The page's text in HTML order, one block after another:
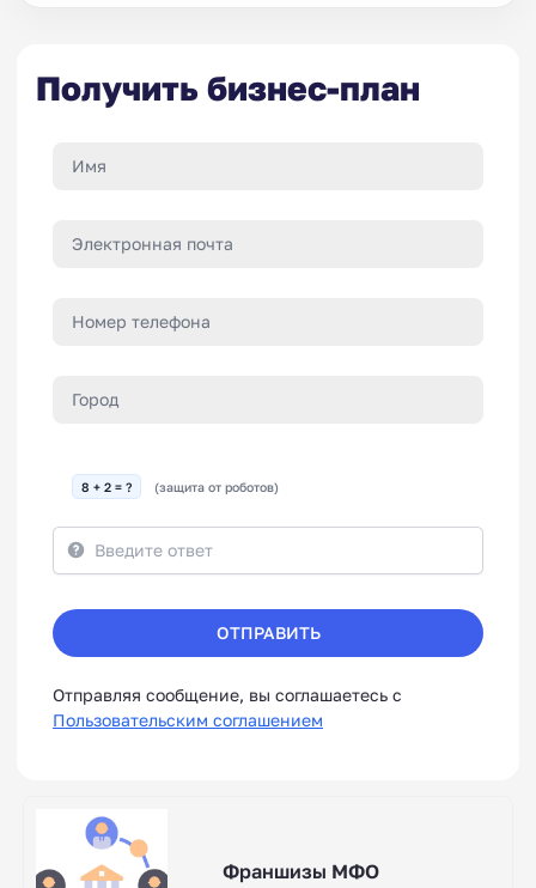
Получить бизнес-план
8 + 2 = ? (защита от роботов)
ОТПРАВИТЬ
Отправляя сообщение, вы соглашаетесь с
Пользовательским соглашением
Франшизы МФО